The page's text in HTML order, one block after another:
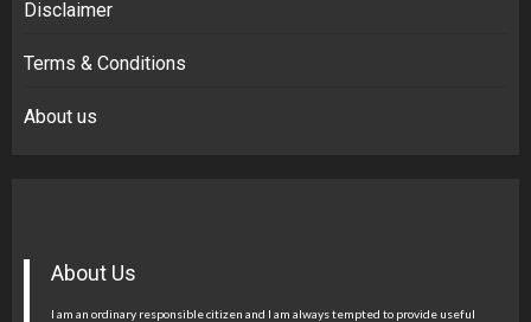
Disclaimer
Terms & Conditions
About us
About Us
I am an ordinary responsible citizen and I am always tempted to provide useful